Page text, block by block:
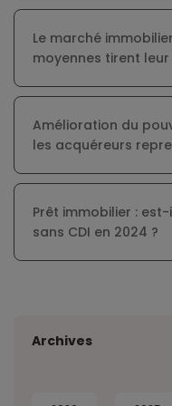
Le marché
moyennes tirent
Amélioration du
les acquéreurs
Prêt immobilier :
sans CDI en 2024 ?
Archives